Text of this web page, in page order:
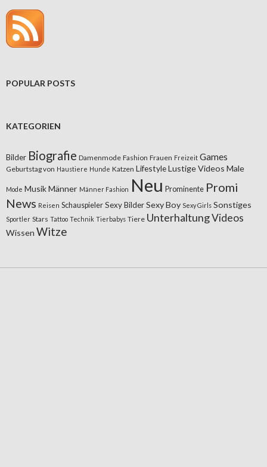
POPULAR POSTS
KATEGORIEN
Bilder Biografie Damenmode Fashion Frauen Freizeit Games
Geburtstag von Haustiere Hunde Katzen LifestyleLustige Videos Male
Mode MusikMänner Männer Fashion Neu Prominente Promi
News Reisen Schauspieler Sexy BilderSexy Boy Sexy Girls Sonstiges
Sportler Stars Tattoo Technik Tierbabys Tiere UnterhaltungVideos
Wissen Witze